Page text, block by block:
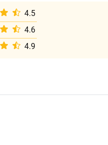
4.5
4.6
4.9